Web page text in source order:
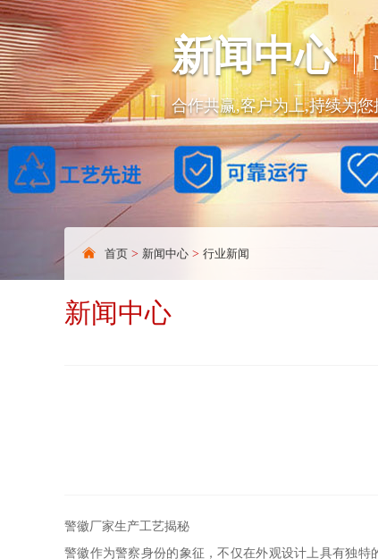
新闻中心
合作共赢,客户为上,持续为
首页 > 新闻中心 > 行业新闻
新闻中心
警徽厂家生产工艺揭秘
警徽作为警察身份的象征，不仅在外观设计上具有独